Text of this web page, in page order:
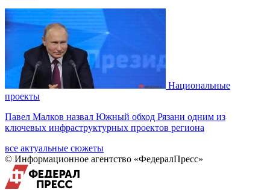
Национальные
проекты
Павел Малков назвал Южный обход Рязани одним из
ключевых инфраструктурных проектов региона
все актуальные сюжеты
© Информационное агентство «ФедералПресс»